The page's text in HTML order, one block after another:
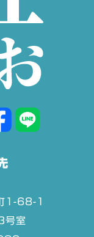
1-68-1
号室